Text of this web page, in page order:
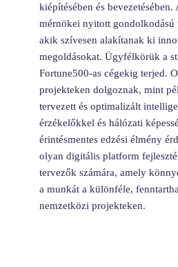
kiépítésében és
mérnökei nyitott gondolkodású
akik szívesen alakítanak ki
megoldásokat. Ügyfélkörük a
Fortune500-as cégekig terjed.
projekteken dolgoznak, mint
tervezett és optimalizált
érzékelőkkel és hálózati
érintésmentes edzési élmény
olyan digitális platform
tervezők számára, amely
a munkát a különféle,
nemzetközi projekteken.